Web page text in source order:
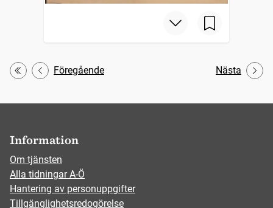
Första
Föregående Nästa
Information
Om tjänsten
Alla tidningar A-Ö
Hantering av personuppgifter
Tillgänglighetsredogörelse